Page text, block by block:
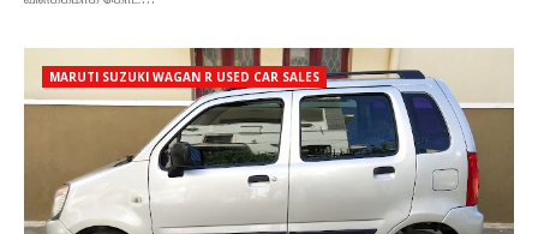
MARUTI SUZUKI WAGAN R USED CAR SALES